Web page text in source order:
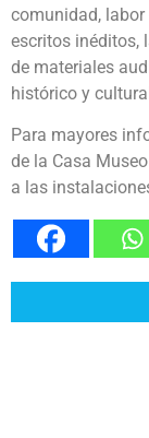
comunidad,
escritos inéditos,
de materiales
histórico y
Para mayores
de la Casa
a las